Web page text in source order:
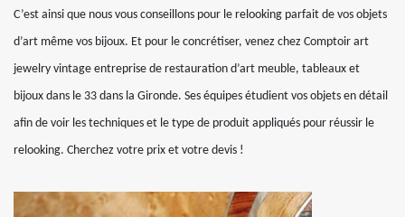
C’est ainsi que nous vous conseillons pour le relooking parfait de vos objets
d’art même vos bijoux. Et pour le concrétiser, venez chez Comptoir art
jewelry vintage entreprise de restauration d’art meuble, tableaux et
bijoux dans le 33 dans la Gironde. Ses équipes étudient vos objets en détail
afin de voir les techniques et le type de produit appliqués pour réussir le
relooking. Cherchez votre prix et votre devis !